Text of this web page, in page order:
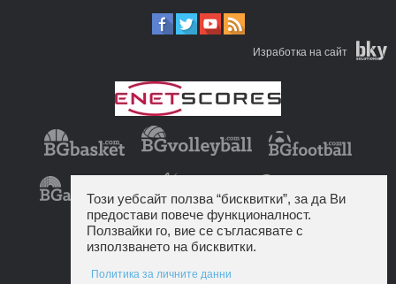
Изработка на сайт
Този уебсайт ползва “бисквитки”, за да Ви
предостави повече функционалност.
Ползвайки го, вие се съгласявате с
използването на бисквитки.
Политика за личните данни